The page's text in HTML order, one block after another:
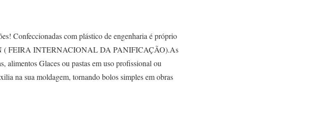
Confeccionadas com plástico de engenharia é próprio
( FEIRA INTERNACIONAL DA PANIFICAÇÃO).As
alimentos Glaces ou pastas em uso profissional ou
na sua moldagem, tornando bolos simples em obras